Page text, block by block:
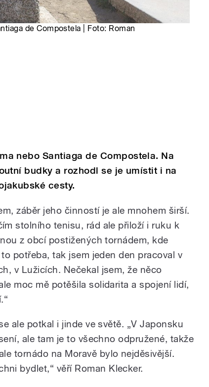
de Compostela | Foto: Roman
nebo Santiaga de Compostela. Na
budky a rozhodl se je umístit i na
cesty.
záběr jeho činností je ale mnohem širší.
stolního tenisu, rád ale přiloží i ruku k
z obcí postižených tornádem, kde
potřeba, tak jsem jeden den pracoval v
v Lužicích. Nečekal jsem, že něco
moc mě potěšila solidarita a spojení lidí,
ale potkal i jinde ve světě. „V Japonsku
ale tam je to všechno odpružené, takže
tornádo na Moravě bylo nejděsivější.
bydlet,“ věří Roman Klecker.